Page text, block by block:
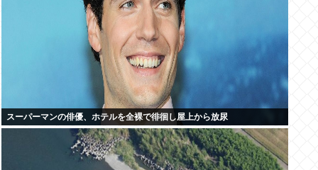
スーパーマンの俳優、ホテルを全裸で徘徊し屋上から放尿